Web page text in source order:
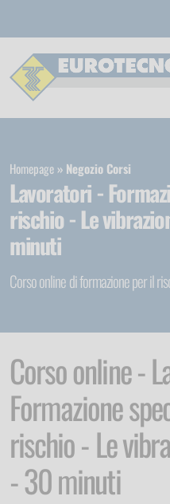
Lavoratori -
rischio - Le
minuti
Corso online di formazione per il
Homepage Negozio Corsi
Corso online -
Formazione
rischio - Le
- 30 minuti